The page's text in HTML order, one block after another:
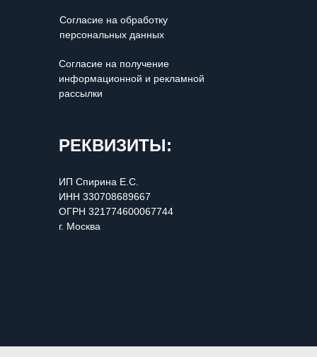
Согласие на обработку
персональных данных
Согласие на получение
информационной и рекламной
рассылки
РЕКВИЗИТЫ:
ИП Cпирина Е.С.
ИНН 330708689667
ОГРН 321774600067744
г. Москва